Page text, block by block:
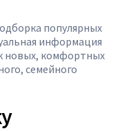
популярных
информация
новых, комфортных
семейного